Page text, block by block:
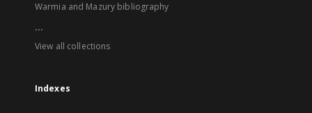
Warmia and Mazury bibliography
...
View all collections
Indexes